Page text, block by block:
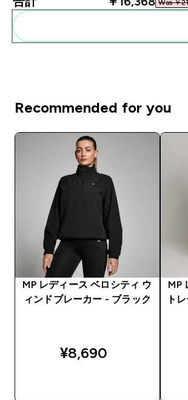
Was ￥
Recommended for you
MP レディース ベロシティ ウ
ィンドブレーカー - ブラック
¥8,690‎
MP
ト